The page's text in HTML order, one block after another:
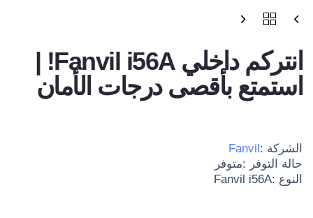
انتركم داخلي Fanvil i56A! |
استمتع بأقصى درجات الأمان
الشركة : Fanvil
حالة التوفر :متوفر
النوع :Fanvil i56A